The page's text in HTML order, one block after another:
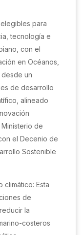
para
tecnología e
con el
en Océanos,
desde un
de desarrollo
alineado
de
el Decenio de
Sostenible
climático: Esta
de
la
costeros